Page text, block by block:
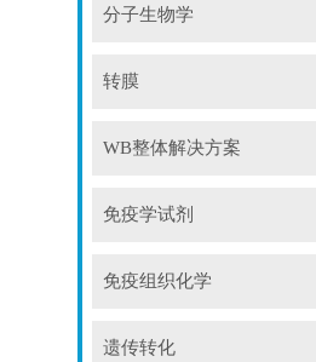
分子生物学
转膜
WB整体解决方案
免疫学试剂
免疫组织化学
遗传转化